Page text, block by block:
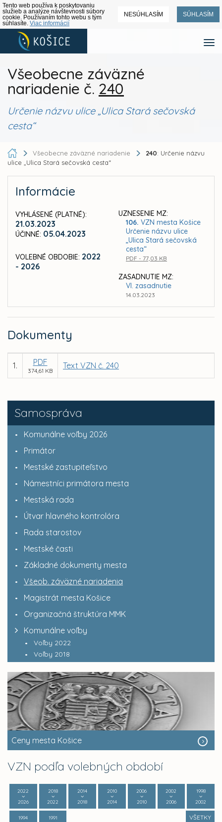
Tento web používa k poskytovaniu
služieb a analýze návštevnosti súbory
cookie. Používaním tohto webu s tým
súhlasíte. Viac informácií
NESÚHLASÍM SÚHLASÍM
Všeobecne záväzné
nariadenie č. 240
Určenie názvu ulice „Ulica Stará sečovská
cesta“
Samospráva
Komunálne voľby 2026
Primátor
Mestské zastupiteľstvo
Námestníci primátora mesta
Mestská rada
Útvar hlavného kontrolóra
Rada starostov
Mestské časti
Základné dokumenty mesta
Všeob. záväzné nariadenia
Magistrát mesta Košice
Organizačná štruktúra MMK
Komunálne voľby
Voľby 2022
Voľby 2018
Ceny mesta Košice
VZN podľa volebných období
2022
2026
2018
2022
2014
2018
2010
2014
2006
2010
2002
2006
1998
2002
1994
1991
VŠETKY
Všeobecne záväzné nariadenie 240: Určenie názvu
ulice „Ulica Stará sečovská cesta“
Informácie
VYHLÁSENÉ (PLATNÉ):
21.03.2023
ÚČINNÉ: 05.04.2023
VOLEBNÉ OBDOBIE: 2022
- 2026
UZNESENIE MZ:
106. VZN mesta Košice
Určenie názvu ulice
„Ulica Stará sečovská
cesta“
PDF - 77,03 KB
ZASADNUTIE MZ:
VI. zasadnutie
14.03.2023
Dokumenty
1. PDF
374,61 KB
Text VZN č. 240